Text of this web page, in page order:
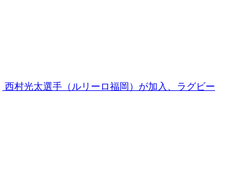
西村光太選手（ルリーロ福岡）が加入、ラグビー